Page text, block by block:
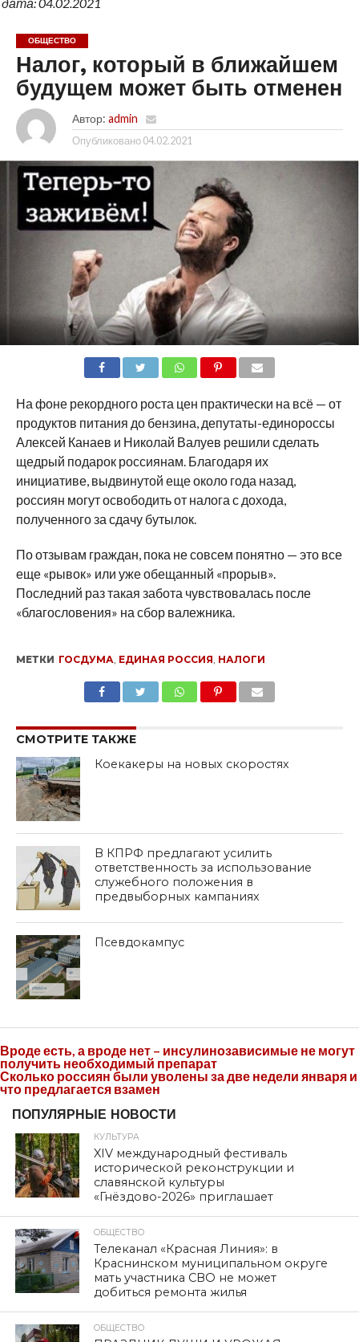
дата: 04.02.2021
ОБЩЕСТВО
Налог, который в ближайшем
будущем может быть отменен
Автор: admin
Опубликовано 04.02.2021
На фоне рекордного роста цен практически на всё — от
продуктов питания до бензина, депутаты-единороссы
Алексей Канаев и Николай Валуев решили сделать
щедрый подарок россиянам. Благодаря их
инициативе, выдвинутой еще около года назад,
россиян могут освободить от налога с дохода,
полученного за сдачу бутылок.
По отзывам граждан, пока не совсем понятно — это все
еще «рывок» или уже обещанный «прорыв».
Последний раз такая забота чувствовалась после
«благословения» на сбор валежника.
МЕТКИ ГОСДУМА ЕДИНАЯ РОССИЯ НАЛОГИ
СМОТРИТЕ ТАКЖЕ
Коекакеры на новых скоростях
В КПРФ предлагают усилить
ответственность за использование
служебного положения в
предвыборных кампаниях
Псевдокампус
Вроде есть, а вроде нет – инсулинозависимые не могут
получить необходимый препарат
Сколько россиян были уволены за две недели января и
что предлагается взамен
ПОПУЛЯРНЫЕ НОВОСТИ
КУЛЬТУРА
XIV международный фестиваль
исторической реконструкции и
славянской культуры
«Гнёздово-2026» приглашает
ОБЩЕСТВО
Телеканал «Красная Линия»: в
Краснинском муниципальном округе
мать участника СВО не может
добиться ремонта жилья
ОБЩЕСТВО